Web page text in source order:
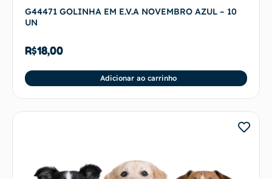
G44471 GOLINHA EM E.V.A NOVEMBRO AZUL – 10
UN
R$18,00
Adicionar ao carrinho